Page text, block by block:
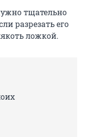
тщательно
разрезать его
ложкой.